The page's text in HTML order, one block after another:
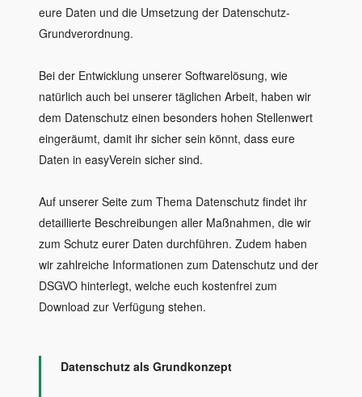
eure Daten und die Umsetzung der Datenschutz-
Grundverordnung.
Bei der Entwicklung unserer Softwarelösung, wie
natürlich auch bei unserer täglichen Arbeit, haben wir
dem Datenschutz einen besonders hohen Stellenwert
eingeräumt, damit ihr sicher sein könnt, dass eure
Daten in easyVerein sicher sind.
Auf unserer Seite zum Thema Datenschutz findet ihr
detaillierte Beschreibungen aller Maßnahmen, die wir
zum Schutz eurer Daten durchführen. Zudem haben
wir zahlreiche Informationen zum Datenschutz und der
DSGVO hinterlegt, welche euch kostenfrei zum
Download zur Verfügung stehen.
Datenschutz als Grundkonzept